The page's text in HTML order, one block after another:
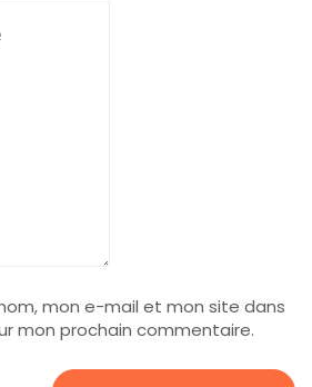
mon e-mail et mon site dans
mon prochain commentaire.